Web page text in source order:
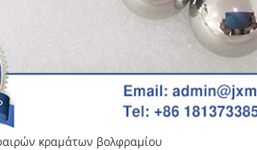
κραμάτων βολφραμίου